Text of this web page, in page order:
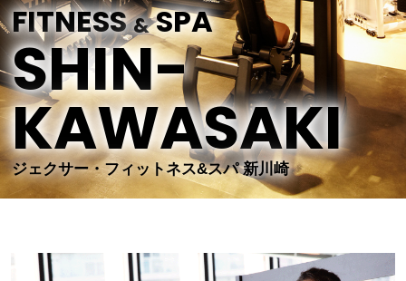
FITNESS & SPA
SHIN-
KAWASAKI
ジェクサー・フィットネス&スパ 新川崎